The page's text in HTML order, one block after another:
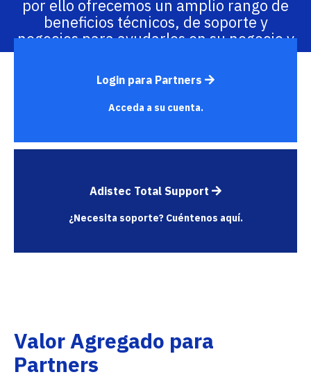
por ello ofrecemos un amplio rango de
beneficios técnicos, de soporte y
negocios para ayudarlos en su negocio y
Login para Partners
Acceda a su cuenta.
Adistec Total Support
¿Necesita soporte? Cuéntenos aquí.
Valor Agregado para
Partners